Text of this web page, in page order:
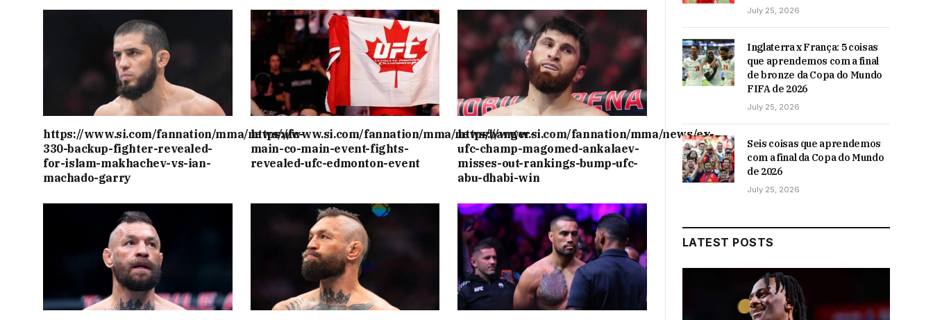
https://www.si.com/fannation/mma/news/ufc-
330-backup-fighter-revealed-
for-islam-makhachev-vs-ian-
machado-garry
https://www.si.com/fannation/mma/news/banger-
main-co-main-event-fights-
revealed-ufc-edmonton-event
https://www.si.com/fannation/mma/news/ex-
ufc-champ-magomed-ankalaev-
misses-out-rankings-bump-ufc-
abu-dhabi-win
July 25, 2026
Inglaterra x França: 5 coisas
que aprendemos com a final
de bronze da Copa do Mundo
FIFA de 2026
July 25, 2026
Seis coisas que aprendemos
com a final da Copa do Mundo
de 2026
July 25, 2026
LATEST POSTS